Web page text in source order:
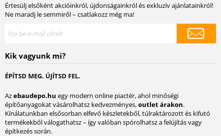
Értesülj elsőként akcióinkról, újdonságainkról és exkluzív ajánlatainkról!
Ne maradj le semmiről – csatlakozz még ma!
Kik vagyunk mi?
ÉPÍTSD MEG. ÚJÍTSD FEL.
Azebaudepo.hu egy modern online piactér, ahol minőségi
építőanyagokat vásárolhatsz kedvezményes,outlet árakon.
Kínálatunkban elsősorban elfevő készletekből, túlraktározott és kifutó
termékekből válogathatsz – így valóban spórolhatsz a felújítás vagy
építkezés során.